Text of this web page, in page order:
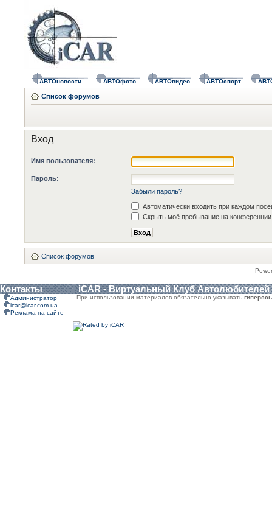
АВТОновости АВТОфото АВТОвидео АВТОспорт
Список форумов
Вход
Имя пользователя:
Пароль:
Забыли пароль?
Автоматически входить при каждом
Скрыть моё пребывание на конференции
Список форумов
Контакты iCAR - Виртуальный Клуб Автолюбителей
Администратор
icar@icar.com.ua
Реклама на сайте
При использовании материалов обязательно указывать